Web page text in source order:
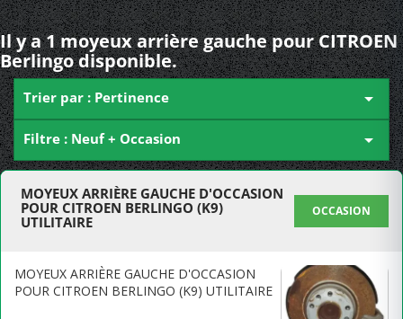
Il y a 1 moyeux arrière gauche pour CITROEN
Berlingo disponible.
Trier par : Pertinence 
Filtre : Neuf + Occasion 
MOYEUX ARRIÈRE GAUCHE D'OCCASION
POUR CITROEN BERLINGO (K9)
UTILITAIRE
OCCASION
MOYEUX ARRIÈRE GAUCHE D'OCCASION
POUR CITROEN BERLINGO (K9) UTILITAIRE